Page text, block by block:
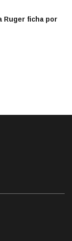
Ruger ficha por